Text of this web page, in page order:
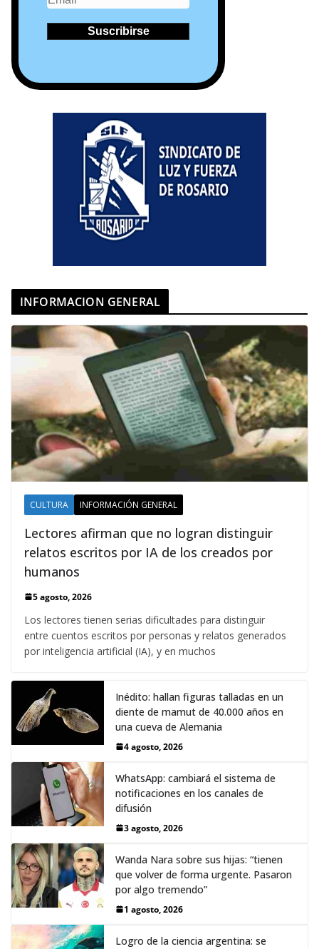
INFORMACION GENERAL
CULTURA INFORMACIÓN GENERAL
Lectores afirman que no logran distinguir
relatos escritos por IA de los creados por
humanos
5 agosto, 2026
Los lectores tienen serias dificultades para distinguir
entre cuentos escritos por personas y relatos generados
por inteligencia artificial (IA), y en muchos
Inédito: hallan figuras talladas en un
diente de mamut de 40.000 años en
una cueva de Alemania
4 agosto, 2026
WhatsApp: cambiará el sistema de
notificaciones en los canales de
difusión
3 agosto, 2026
Wanda Nara sobre sus hijas: “tienen
que volver de forma urgente. Pasaron
por algo tremendo”
1 agosto, 2026
Logro de la ciencia argentina: se